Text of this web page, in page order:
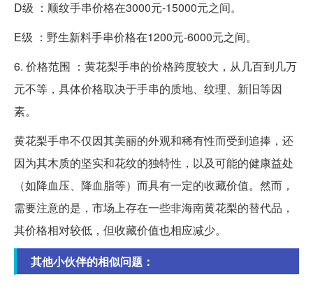
D级 ：顺纹手串价格在3000元-15000元之间。
E级 ：野生新料手串价格在1200元-6000元之间。
6. 价格范围 ：黄花梨手串的价格跨度较大，从几百到几万
元不等，具体价格取决于手串的质地、纹理、新旧等因
素。
黄花梨手串不仅因其美丽的外观和稀有性而受到追捧，还
因为其木质的坚实和花纹的独特性，以及可能的健康益处
（如降血压、降血脂等）而具有一定的收藏价值。然而，
需要注意的是，市场上存在一些非海南黄花梨的替代品，
其价格相对较低，但收藏价值也相应减少。
其他小伙伴的相似问题：